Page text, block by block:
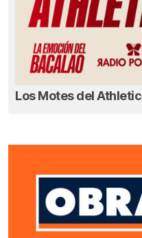
Los Motes del Athletic